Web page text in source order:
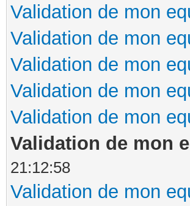
Validation de mon
Validation de mon
Validation de mon
Validation de mon
Validation de mon
Validation de mon
21:12:58
Validation de mon